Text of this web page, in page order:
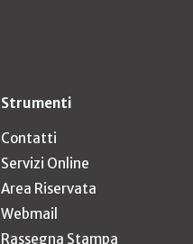
Strumenti
Contatti
Servizi Online
Area Riservata
Webmail
Rassegna Stampa